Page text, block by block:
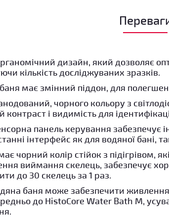
дизайн, який дозволяє
кількість досліджуваних зразків.
має змінний піддон, для
чорного кольору з
і видимість для
панель керування забезпечує
інтерфейс як для водяної бані,
чорний колір стійок з підігрівом,
виймання скелець, забезпечує
до 30 скелець за 1 раз.
баня може забезпечити
до HistoCore Water Bath M,